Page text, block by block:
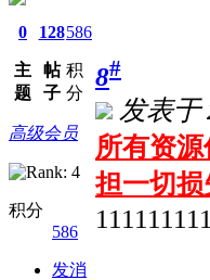
0
主
题
128
帖
子
586
积
分
高级会员
积分
586
发消
8#
发表于
所有资
担一切